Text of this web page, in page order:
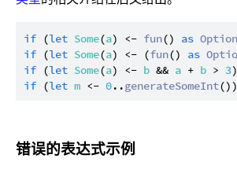
if (let Some(a) <- fun() as Option
if (let Some(a) <- (fun() as
if (let Some(a) <- b && a + b > 3
if (let m <- 0..generateSomeInt
错误的表达式示例